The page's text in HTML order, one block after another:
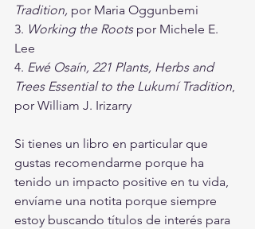
Tradition, por Maria Oggunbemi
3. Working the Roots por Michele E.
Lee
4. Ewé Osaín, 221 Plants, Herbs and
Trees Essential to the Lukumí Tradition,
por William J. Irizarry
Si tienes un libro en particular que
gustas recomendarme porque ha
tenido un impacto positive en tu vida,
envíame una notita porque siempre
estoy buscando títulos de interés para